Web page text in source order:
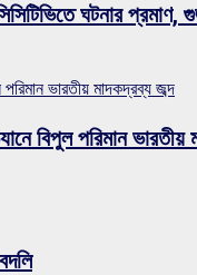
ঘটনার
ভারতীয় মাদকদ্রব্য জব্দ
বিপুল পরিমান ভারতীয়